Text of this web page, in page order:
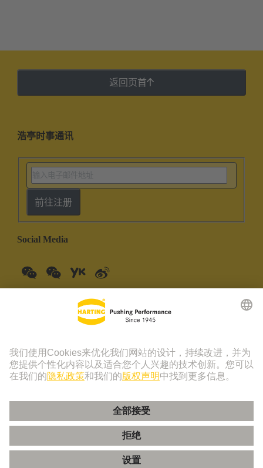
返回页首
浩亭时事通讯
前往注册
Social Media
© 浩亭技术集团 | 浩亭 (珠海) 制造有限公司 珠海市创新四路19
3510室 联系电话：+86 21 3418 9758， +86 400 176 1166
版本说明隐私政策Cookie 政策Cookie 设置隐私政策 - 友盟+
使用条款客户信息中心粤ICP备19078745号-1